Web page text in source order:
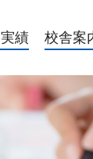
績 校舎案